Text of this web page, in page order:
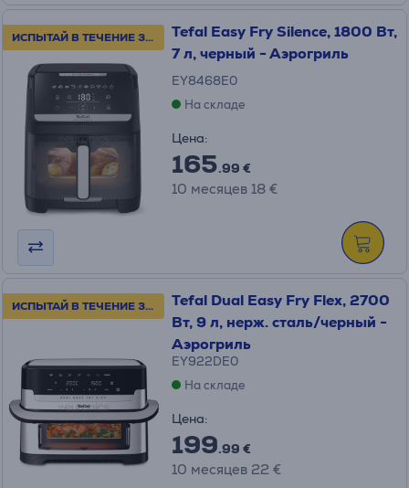
ИСПЫТАЙ В ТЕЧЕНИЕ 30 ДНЕЙ!
Tefal Easy Fry Silence, 1800 Вт,
7 л, черный - Аэрогриль
EY8468E0
На складе
Цена:
165.99 €
10 месяцев 18 €
ИСПЫТАЙ В ТЕЧЕНИЕ 30 ДНЕЙ!
Tefal Dual Easy Fry Flex, 2700
Вт, 9 л, нерж. сталь/черный -
Аэрогриль
EY922DE0
На складе
Цена:
199.99 €
10 месяцев 22 €